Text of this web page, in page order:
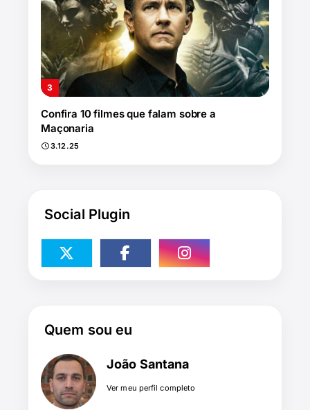
Confira 10 filmes que falam sobre a
Maçonaria
3.12.25
Social Plugin
Quem sou eu
João Santana
Ver meu perfil completo